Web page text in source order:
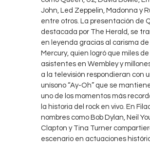
John, Led Zeppelin, Madonna y
entre otros. La presentación de
destacada por The Herald, se
en leyenda gracias al carisma
Mercury, quien logró que miles de
asistentes en Wembley y
a la televisión respondieran con
unísono “Ay-Oh” que se
uno de los momentos más
la historia del rock en vivo. En
nombres como Bob Dylan, Neil
Clapton y Tina Turner
escenario en actuaciones